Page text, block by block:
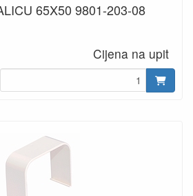
65X50 9801-203-08
Cijena na upit